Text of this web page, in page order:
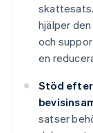
hjälper
och
en
Stöd
satser